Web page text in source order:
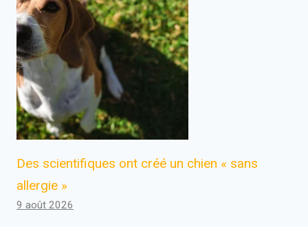
Des scientifiques ont créé un chien « sans
allergie »
9 août 2026